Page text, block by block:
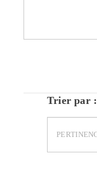
Trier par :